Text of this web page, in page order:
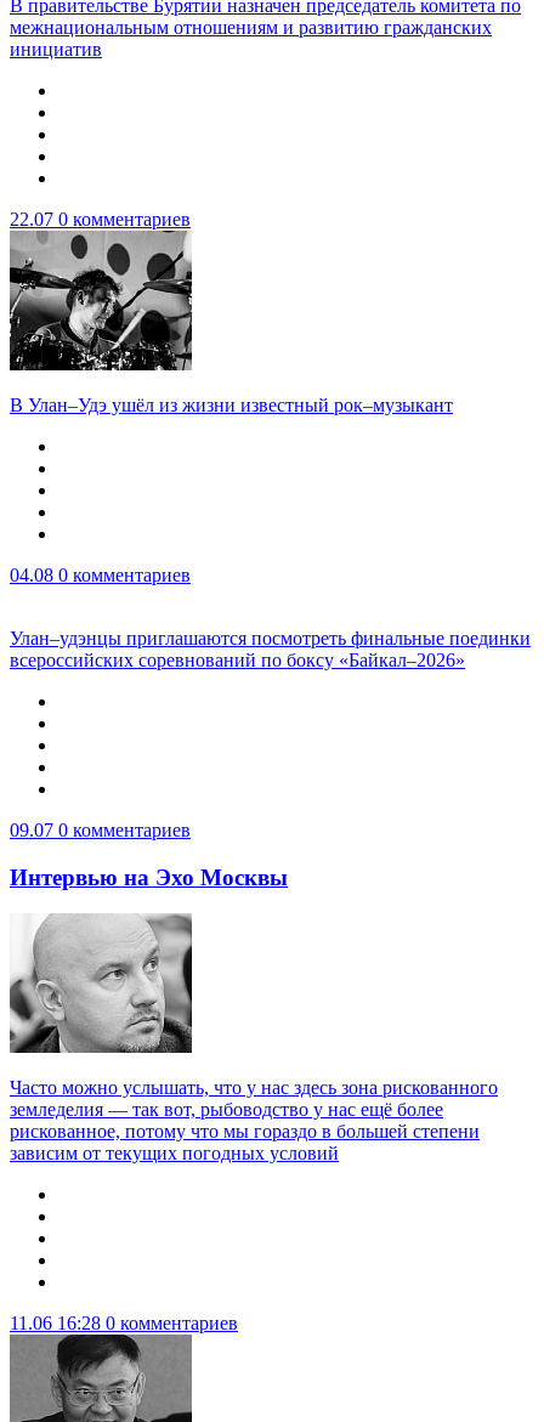
В правительстве Бурятии назначен председатель комитета по
межнациональным отношениям и развитию гражданских
инициатив
22.07 0 комментариев
В Улан–Удэ ушёл из жизни известный рок–музыкант
04.08 0 комментариев
Улан–удэнцы приглашаются посмотреть финальные поединки
всероссийских соревнований по боксу «Байкал–2026»
09.07 0 комментариев
Интервью на Эхо Москвы
Часто можно услышать, что у нас здесь зона рискованного
земледелия — так вот, рыбоводство у нас ещё более
рискованное, потому что мы гораздо в большей степени
зависим от текущих погодных условий
11.06 16:28 0 комментариев